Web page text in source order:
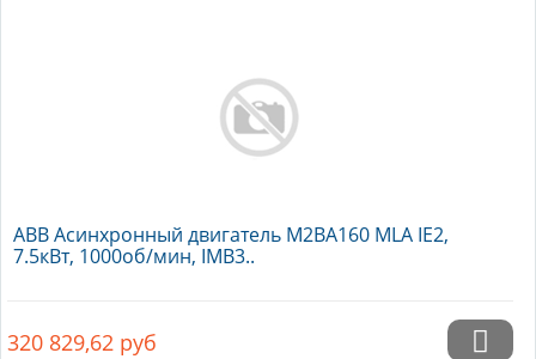
ABB Асинхронный двигатель M2BA160 MLA IE2,
7.5кВт, 1000об/мин, IMB3..
320 829,62 руб